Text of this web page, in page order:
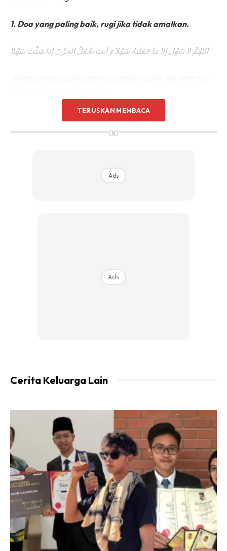
1. Doa yang paling baik, rugi jika tidak amalkan.
اللهُمَّ لا سَهْلَ إلا مَا جَعَلتَهُ سَهْلا وَ أنتَ تَجْعَلُ الحزْنَ إذا شِئْتَ سَهْلا
anak dipermudahkan menjawab soalan, dipermudahkan
memahami kehendak soalan dan dikurniakan kekuatan
oleh Allah untuk memberikan jawapan yang terbaik.
2. Sedekah ikut jumlah hari peperiksaan .
Pada hari-hari peperiksaan, ibu ayah dermalah dalam
tabung masjid. Jika Jumlah hari peperiksaannya 7 hari,
infaq yang dilakukan juga 7 kali.
Jumlahnya tidak semestinya banyak, sedekahlah
TERUSKAN MEMBACA
∞
Ads
Ads
Cerita Keluarga Lain